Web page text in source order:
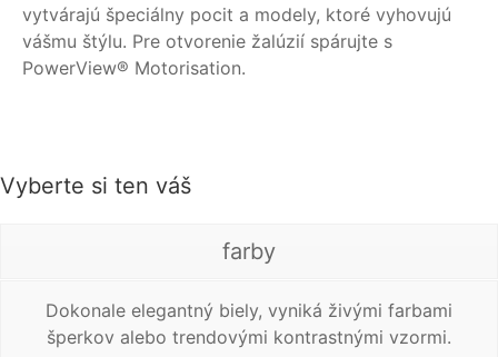
vytvárajú špeciálny pocit a modely, ktoré vyhovujú
vášmu štýlu. Pre otvorenie žalúzií spárujte s
PowerView® Motorisation.
Vyberte si ten váš
farby
Dokonale elegantný biely, vyniká živými farbami
šperkov alebo trendovými kontrastnými vzormi.